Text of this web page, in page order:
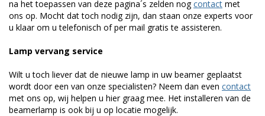
na het toepassen van deze pagina´s zelden nogcontact met
ons op. Mocht dat toch nodig zijn, dan staan onze experts voor
u klaar om u telefonisch of per mail gratis te assisteren.
Lamp vervang service
Wilt u toch liever dat de nieuwe lamp in uw beamer geplaatst
wordt door een van onze specialisten? Neem dan even contact
met ons op, wij helpen u hier graag mee. Het installeren van de
beamerlamp is ook bij u op locatie mogelijk.